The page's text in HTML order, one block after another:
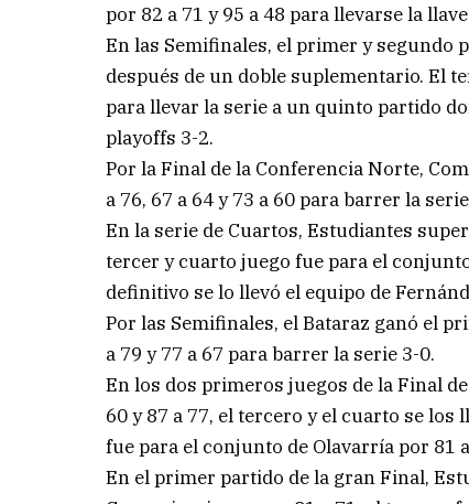
por 82 a 71 y 95 a 48 para llevarse la
En las Semifinales, el primer y segundo
después de un doble suplementario. El
para llevar la serie a un quinto partido
playoffs 3-2.
Por la Final de la Conferencia Norte,
a 76, 67 a 64 y 73 a 60 para barrer la
En la serie de Cuartos, Estudiantes
tercer y cuarto juego fue para el
definitivo se lo llevó el equipo de
Por las Semifinales, el Bataraz ganó el
a 79 y 77 a 67 para barrer la serie 3-0.
En los dos primeros juegos de la Final
60 y 87 a 77, el tercero y el cuarto se
fue para el conjunto de Olavarría por 81
En el primer partido de la gran Final,